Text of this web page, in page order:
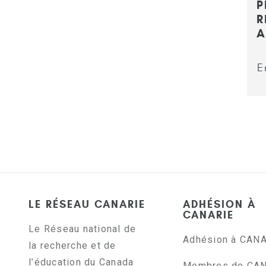
LE RÉSEAU CANARIE
Le Réseau national de
la recherche et de
l’éducation du Canada
ADHÉSION À
CANARIE
Adhésion à